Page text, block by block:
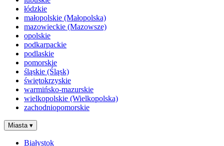
łódzkie
małopolskie (Małopolska)
mazowieckie (Mazowsze)
opolskie
podkarpackie
podlaskie
pomorskie
śląskie (Śląsk)
świętokrzyskie
warmińsko-mazurskie
wielkopolskie (Wielkopolska)
zachodniopomorskie
Miasta ▾
Białystok